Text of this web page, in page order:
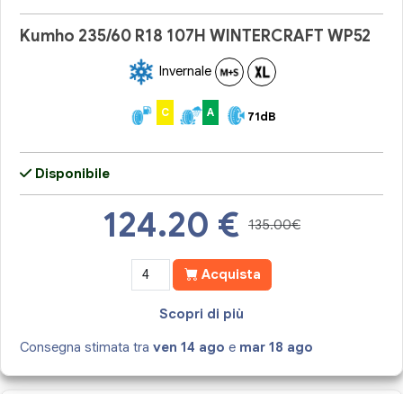
Kumho 235/60 R18 107H WINTERCRAFT WP52
Invernale
C A 71dB
Disponibile
124.20 € 135.00€
Acquista
Scopri di più
Consegna stimata traven 14 ago e mar 18 ago